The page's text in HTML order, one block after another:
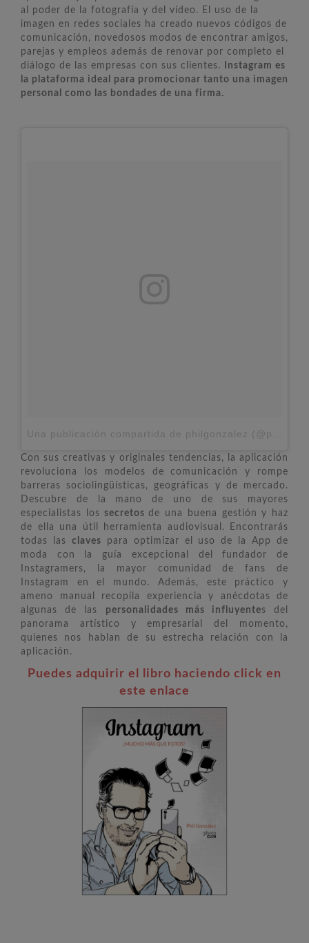
al poder de la fotografía y del vídeo. El uso de la
imagen en redes sociales ha creado nuevos códigos de
comunicación, novedosos modos de encontrar amigos,
parejas y empleos además de renovar por completo el
diálogo de las empresas con sus clientes.
Instagram es
la plataforma ideal para promocionar tanto una imagen
personal como las bondades de una firma.
Con sus creativas y originales tendencias, la aplicación
revoluciona los modelos de comunicación y rompe
barreras sociolingüísticas, geográficas y de mercado.
Descubre de la mano de uno de sus mayores
especialistas los secretos de una buena gestión y haz
de ella una útil herramienta audiovisual. Encontrarás
todas las claves para optimizar el uso de la App de
moda con la guía excepcional del fundador de
Instagramers, la mayor comunidad de fans de
Instagram en el mundo. Además, este práctico y
ameno manual recopila experiencia y anécdotas de
algunas de las
personalidades más influyentes del
panorama artístico y empresarial del momento,
quienes nos hablan de su estrecha relación con la
aplicación.
Puedes adquirir el libro haciendo click en
este enlace